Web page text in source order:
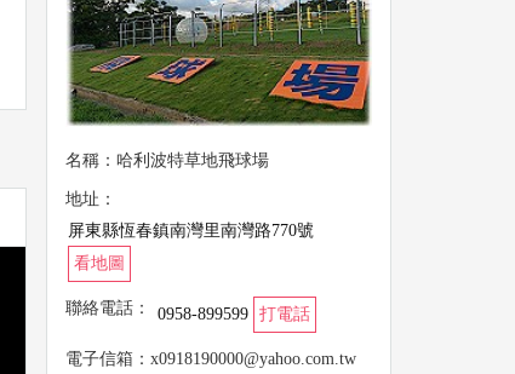
名稱：哈利波特草地飛球場
地址：
屏東縣恆春鎮南灣里南灣路770號
看地圖
聯絡電話： 0958-899599 打電話
電子信箱：x0918190000@yahoo.com.tw